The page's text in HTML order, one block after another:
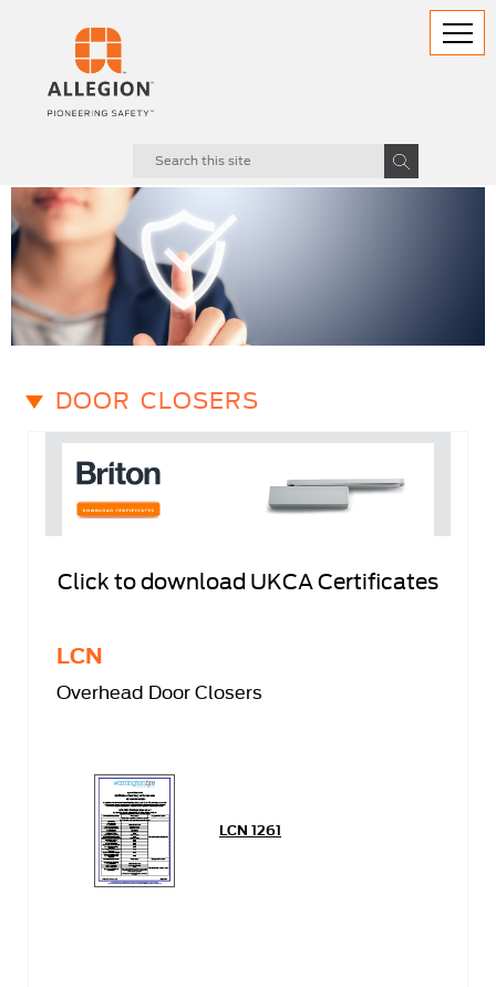
DOOR CLOSERS
Click to download UKCA Certificates
LCN
Overhead Door Closers
LCN 1261